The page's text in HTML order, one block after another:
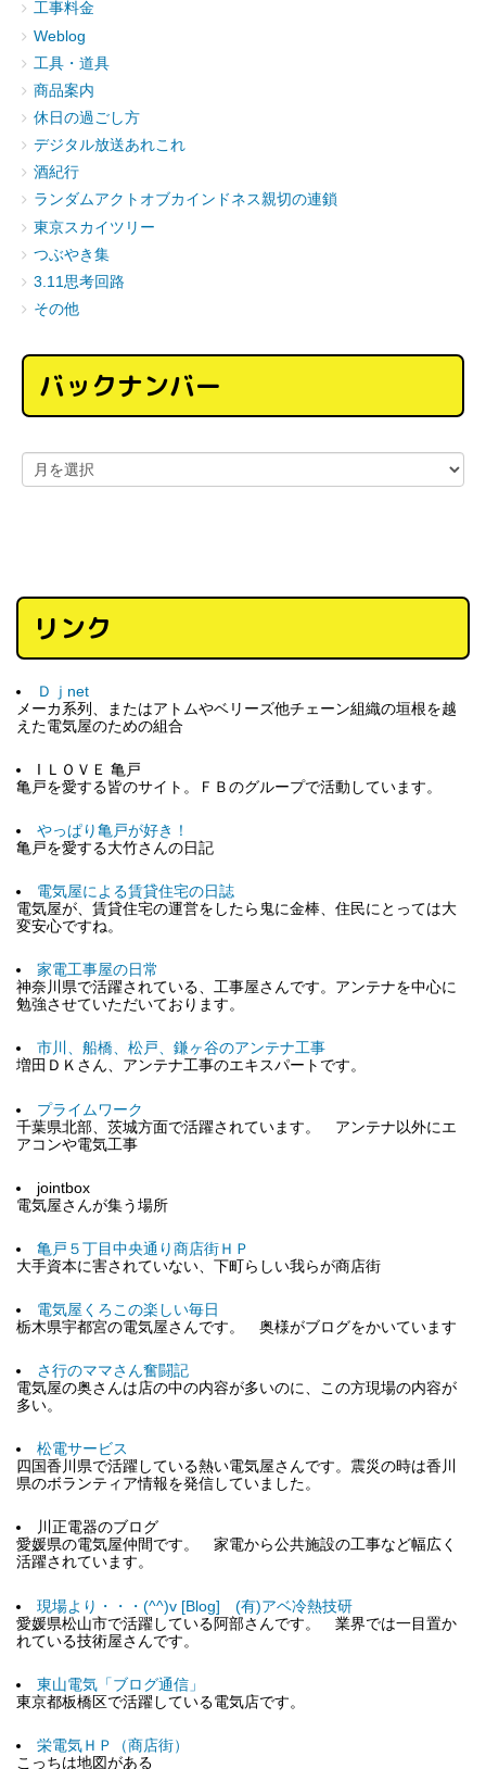
工事料金
Weblog
工具・道具
商品案内
休日の過ごし方
デジタル放送あれこれ
酒紀行
ランダムアクトオブカインドネス親切の連鎖
東京スカイツリー
つぶやき集
3.11思考回路
その他
バックナンバー
リンク
Ｄｊnet
メーカ系列、またはアトムやベリーズ他チェーン組織の垣根を越
えた電気屋のための組合
I ＬＯＶＥ 亀戸
亀戸を愛する皆のサイト。ＦＢのグループで活動しています。
やっぱり亀戸が好き！
亀戸を愛する大竹さんの日記
電気屋による賃貸住宅の日誌
電気屋が、賃貸住宅の運営をしたら鬼に金棒、住民にとっては大
変安心ですね。
家電工事屋の日常
神奈川県で活躍されている、工事屋さんです。アンテナを中心に
勉強させていただいております。
市川、船橋、松戸、鎌ヶ谷のアンテナ工事
増田ＤＫさん、アンテナ工事のエキスパートです。
プライムワーク
千葉県北部、茨城方面で活躍されています。 アンテナ以外にエ
アコンや電気工事
jointbox
電気屋さんが集う場所
亀戸５丁目中央通り商店街ＨＰ
大手資本に害されていない、下町らしい我らが商店街
電気屋くろこの楽しい毎日
栃木県宇都宮の電気屋さんです。 奥様がブログをかいています
さ行のママさん奮闘記
電気屋の奥さんは店の中の内容が多いのに、この方現場の内容が
多い。
松電サービス
四国香川県で活躍している熱い電気屋さんです。震災の時は香川
県のボランティア情報を発信していました。
川正電器のブログ
愛媛県の電気屋仲間です。 家電から公共施設の工事など幅広く
活躍されています。
現場より・・・(^^)v [Blog] (有)アベ冷熱技研
愛媛県松山市で活躍している阿部さんです。 業界では一目置か
れている技術屋さんです。
東山電気「ブログ通信」
東京都板橋区で活躍している電気店です。
栄電気ＨＰ（商店街）
こっちは地図がある